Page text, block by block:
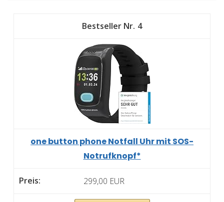
4
one button phone Notfall Uhr mit SOS-
Notrufknopf*
299,00 EUR